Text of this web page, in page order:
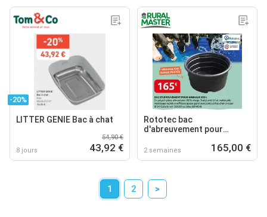
-20%
LITTER GENIE Bac à chat
8 jours
54,90 €
43,92 €
Rototec bac
d'abreuvement pour
2 semaines 165,00 €
1 2 >